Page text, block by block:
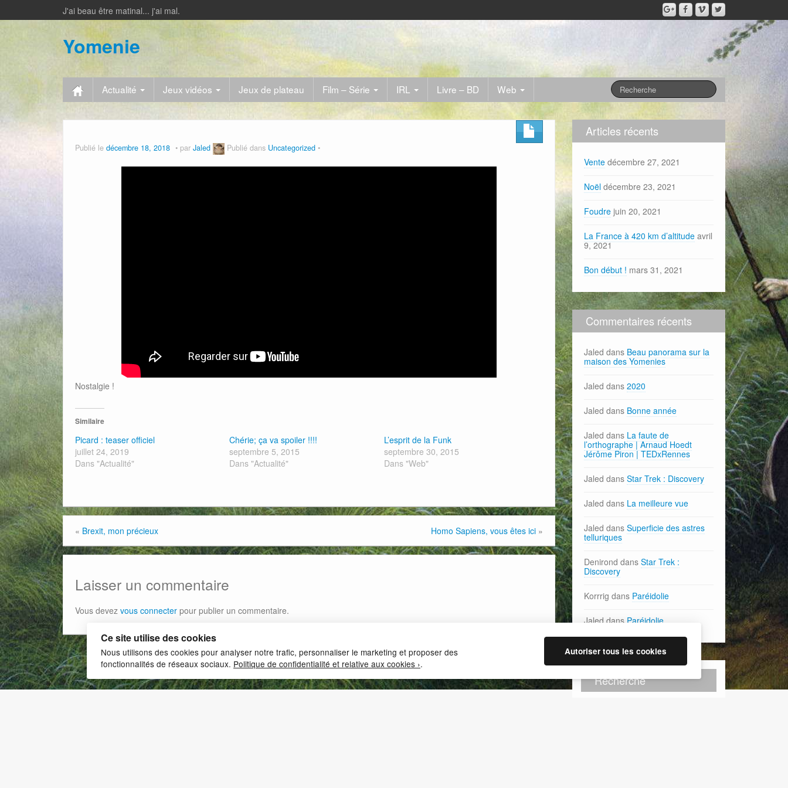
J'ai beau être matinal... j'ai mal.
Yomenie
Actualité Jeux vidéos Jeux de plateau Film – Série IRL Livre – BD Web
Publié le décembre 18, 2018 par Jaled Publié dans Uncategorized
Nostalgie !
Similaire
Picard : teaser officiel
juillet 24, 2019
Dans "Actualité"
Chérie; ça va spoiler !!!!
septembre 5, 2015
Dans "Actualité"
L’esprit de la Funk
septembre 30, 2015
Dans "Web"
« Brexit, mon précieux Homo Sapiens, vous êtes ici »
Laisser un commentaire
Vous devez vous connecter pour publier un commentaire.
Articles récents
Vente décembre 27, 2021
Noël décembre 23, 2021
Foudre juin 20, 2021
La France à 420 km d’altitude avril
9, 2021
Bon début ! mars 31, 2021
Commentaires récents
Jaled dans Beau panorama sur la
maison des Yomenies
Jaled dans2020
Jaled dans Bonne année
Jaled dans La faute de
l’orthographe | Arnaud Hoedt
Jérôme Piron | TEDxRennes
Jaled dansStar Trek : Discovery
Jaled dans La meilleure vue
Jaled dansSuperficie des astres
telluriques
Denirond dansStar Trek :
Discovery
Korrrig dans Paréidolie
Jaled dans Paréidolie
Recherche
Ce site utilise des cookies
Nous utilisons des cookies pour analyser notre trafic, personnaliser le marketing et proposer des
fonctionnalités de réseaux sociaux. Politique de confidentialité et relative aux cookies ›.
Autoriser tous les cookies